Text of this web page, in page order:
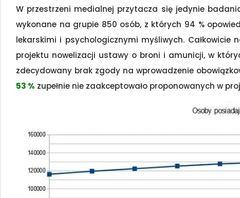
W przestrzeni medialnej przytacza się jedynie
wykonane na grupie 850 osób, z których 94 %
lekarskimi i psychologicznymi myśliwych.
projektu nowelizacji ustawy o broni i amunicji, w
zdecydowany brak zgody na wprowadzenie
53 % zupełnie nie zaakceptowało proponowanych w